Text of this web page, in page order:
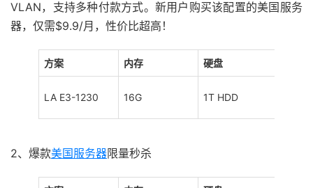
VLAN，支持多种付款方式。新用户购买该配置的美国服务
器，仅需$9.9/月，性价比超高！
方案 内存 硬盘
LA E3-1230 16G 1T HDD
2、爆款美国服务器限量秒杀